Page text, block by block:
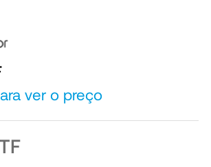
ver o preço